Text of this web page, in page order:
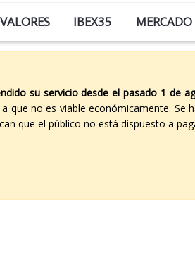
IBEX35
su servicio desde el pasado 1 de
que no es viable económicamente.
que el público no está dispuesto a